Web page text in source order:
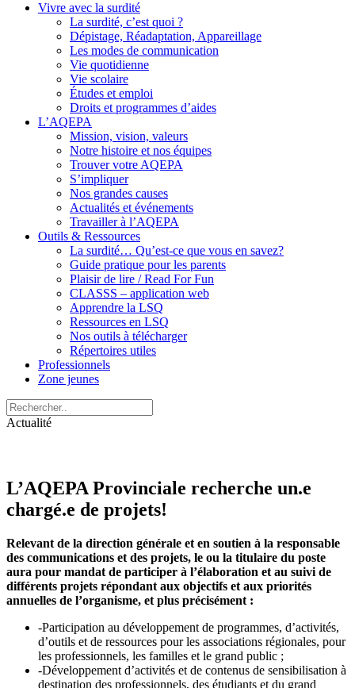
Vivre avec la surdité
La surdité, c’est quoi ?
Dépistage, Réadaptation, Appareillage
Les modes de communication
Vie quotidienne
Vie scolaire
Études et emploi
Droits et programmes d’aides
L’AQEPA
Mission, vision, valeurs
Notre histoire et nos équipes
Trouver votre AQEPA
S’impliquer
Nos grandes causes
Actualités et événements
Travailler à l’AQEPA
Outils & Ressources
La surdité… Qu’est-ce que vous en savez?
Guide pratique pour les parents
Plaisir de lire / Read For Fun
CLASSS – application web
Apprendre la LSQ
Ressources en LSQ
Nos outils à télécharger
Répertoires utiles
Professionnels
Zone jeunes
Actualité
L’AQEPA Provinciale recherche un.e
chargé.e de projets!
Relevant de la direction générale et en soutien à la responsable
des communications et des projets, le ou la titulaire du poste
aura pour mandat de participer à l’élaboration et au suivi de
différents projets répondant aux objectifs et aux priorités
annuelles de l’organisme, et plus précisément :
-Participation au développement de programmes, d’activités,
d’outils et de ressources pour les associations régionales, pour
les professionnels, les familles et le grand public ;
-Développement d’activités et de contenus de sensibilisation à
destination des professionnels, des étudiants et du grand